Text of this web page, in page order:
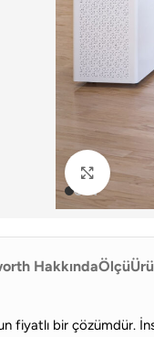
HakkındaÖlçü
fiyatlı bir çözümdür.